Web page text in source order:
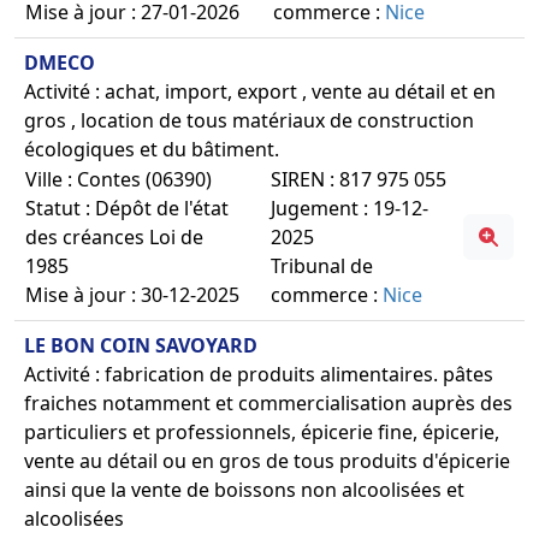
Mise à jour : 27-01-2026 commerce : Nice
DMECO
Activité : achat, import, export , vente au détail et en
gros , location de tous matériaux de construction
écologiques et du bâtiment.
Ville : Contes (06390)
Statut : Dépôt de l'état
des créances Loi de
1985
Mise à jour : 30-12-2025
SIREN : 817 975 055
Jugement : 19-12-
2025
Tribunal de
commerce : Nice
LE BON COIN SAVOYARD
Activité : fabrication de produits alimentaires. pâtes
fraiches notamment et commercialisation auprès des
particuliers et professionnels, épicerie fine, épicerie,
vente au détail ou en gros de tous produits d'épicerie
ainsi que la vente de boissons non alcoolisées et
alcoolisées